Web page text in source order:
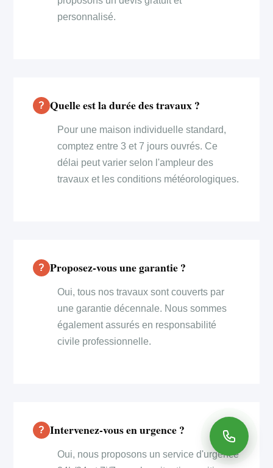
personnalisé.
Quelle est la durée des travaux ?
Pour une maison individuelle standard,
comptez entre 3 et 7 jours ouvrés. Ce
délai peut varier selon l'ampleur des
travaux et les conditions météorologiques.
Proposez-vous une garantie ?
Oui, tous nos travaux sont couverts par
une garantie décennale. Nous sommes
également assurés en responsabilité
civile professionnelle.
Intervenez-vous en urgence ?
Oui, nous proposons un service d'urgence